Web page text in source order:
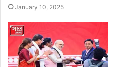
January 10, 2025